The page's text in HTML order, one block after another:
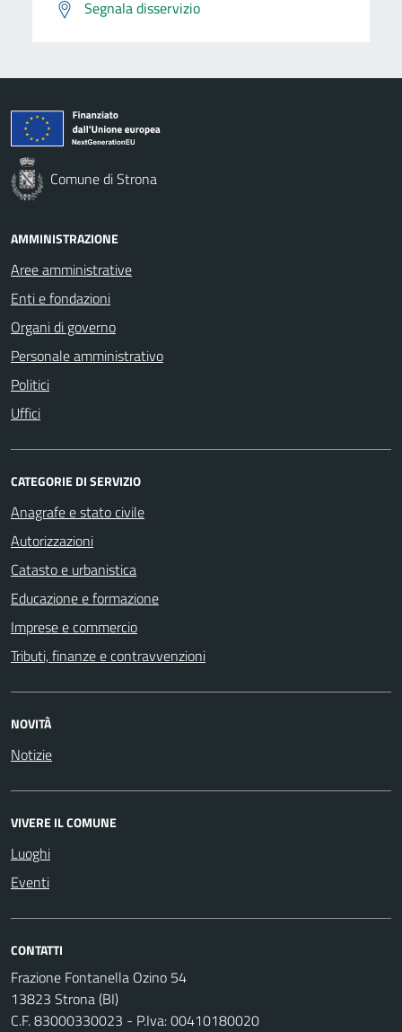
Segnala disservizio
Comune di Strona
AMMINISTRAZIONE
Aree amministrative
Enti e fondazioni
Organi di governo
Personale amministrativo
Politici
Uffici
CATEGORIE DI SERVIZIO
Anagrafe e stato civile
Autorizzazioni
Catasto e urbanistica
Educazione e formazione
Imprese e commercio
Tributi, finanze e contravvenzioni
NOVITÀ
Notizie
VIVERE IL COMUNE
Luoghi
Eventi
CONTATTI
Frazione Fontanella Ozino 54
13823 Strona (BI)
C.F. 83000330023 - P.Iva: 00410180020